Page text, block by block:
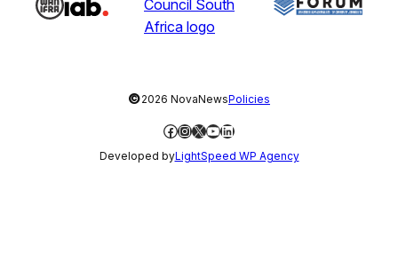
©2026 NovaNewsPolicies
Facebook
Instagram
X YouTube
LinkedIn
Developed byLightSpeed WP Agency